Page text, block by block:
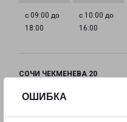
ОШИБКА
с 09:00 до
18:00
с 10:00 до
16:00
СОЧИ ЧЕКМЕНЕВА 20
на карте